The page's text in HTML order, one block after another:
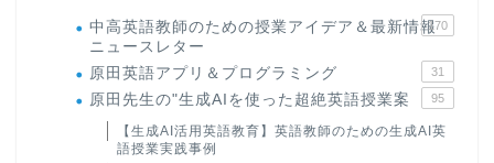
中高英語教師のための授業アイデア＆最新情報
ニュースレター
170
原田英語アプリ＆プログラミング 31
原田先生の"生成AIを使った超絶英語授業案 95
【生成AI活用英語教育】英語教師のための生成AI英
語授業実践事例